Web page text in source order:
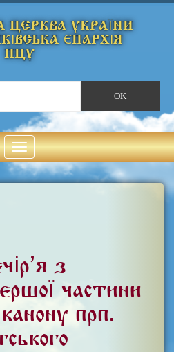
ЦЕРКВА УКРАЇНИ
ЄПАРХІЯ
ПЦУ
з
частини
прп.